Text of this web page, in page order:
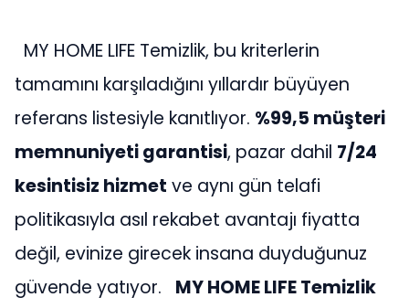
MY HOME LIFE Temizlik, bu kriterlerin
tamamını karşıladığını yıllardır büyüyen
referans listesiyle kanıtlıyor. %99,5 müşteri
memnuniyeti garantisi, pazar dahil 7/24
kesintisiz hizmet ve aynı gün telafi
politikasıyla asıl rekabet avantajı fiyatta
değil, evinize girecek insana duyduğunuz
güvende yatıyor. MY HOME LIFE Temizlik